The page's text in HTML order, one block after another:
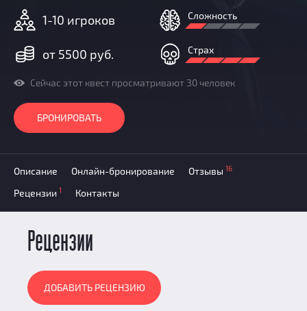
Новости
Партнерам
1-10 игроков
от 5500 руб.
Сложность
Страх
Сейчас этот квест просматривают 30 человек
БРОНИРОВАТЬ
Описание Онлайн-бронирование Отзывы 16
Рецензии 1 Контакты
Рецензии
ДОБАВИТЬ РЕЦЕНЗИЮ